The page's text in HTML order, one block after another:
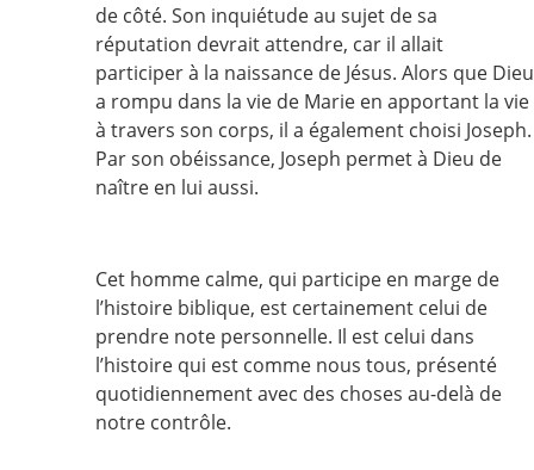
de côté. Son inquiétude au sujet de sa
réputation devrait attendre, car il allait
participer à la naissance de Jésus. Alors que Dieu
a rompu dans la vie de Marie en apportant la vie
à travers son corps, il a également choisi Joseph.
Par son obéissance, Joseph permet à Dieu de
naître en lui aussi.
Cet homme calme, qui participe en marge de
l’histoire biblique, est certainement celui de
prendre note personnelle. Il est celui dans
l’histoire qui est comme nous tous, présenté
quotidiennement avec des choses au-delà de
notre contrôle.